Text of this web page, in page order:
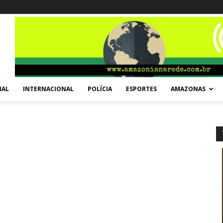
INTERNACIONAL POLÍCIA ESPORTES AMAZONAS